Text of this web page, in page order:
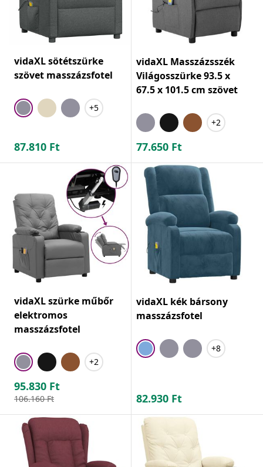
vidaXL sötétszürke
szövet masszázsfotel
+5
87.810 Ft
vidaXL Masszázsszék
Világosszürke 93.5 x
67.5 x 101.5 cm szövet
+2
77.650 Ft
vidaXL szürke műbőr
elektromos
masszázsfotel
+2
95.830 Ft
106.160 Ft
vidaXL kék bársony
masszázsfotel
+8
82.930 Ft